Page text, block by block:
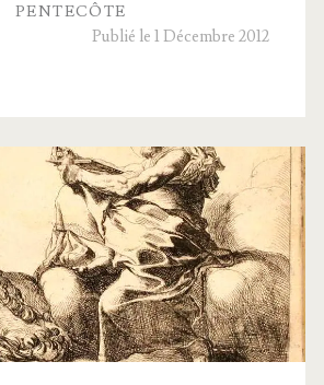
PENTECÔTE
Publié le 1 Décembre 2012